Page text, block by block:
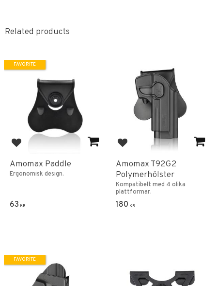
Related products
Add to favorites
Amomax Paddle
Ergonomisk design.
63 KR
FAVORITE
Add to favorites
Amomax T92G2
Polymerhölster
Kompatibelt med 4 olika
plattformar.
180 KR
FAVORITE